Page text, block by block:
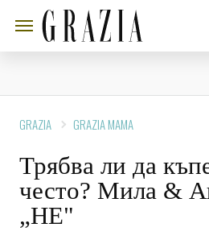
GRAZIA GRAZIA MAMA
Трябва ли да
често? Мила &
„НЕ"